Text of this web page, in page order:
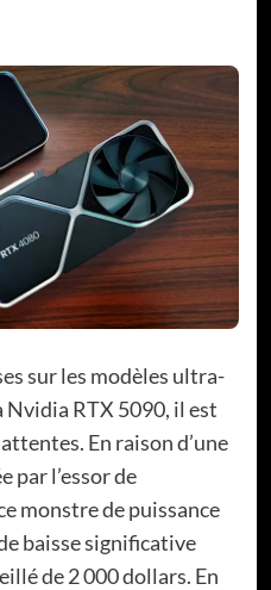
sur les modèles ultra-
Nvidia RTX 5090, il est
En raison d’une
par l’essor de
monstre de puissance
baisse significative
de 2 000 dollars. En